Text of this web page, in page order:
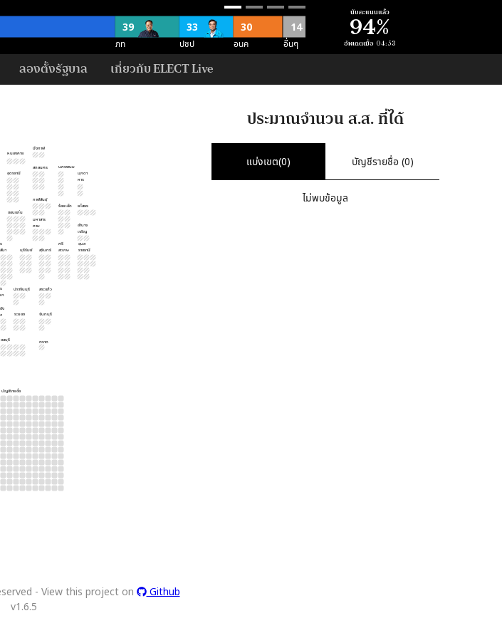
39 33 30 14
ภท ปชป อนค อื่นๆ
อนค
124
ไม่ชัดเจน
นับคะแนนแล้ว
94%
อัพเดตเมื่อ 04:53
ลองตั้งรัฐบาล เกี่ยวกับ ELECT Live
ง
ชลบุรี
ระยอง จันทบุรี
สระแก้ว
ปราจีนบุรี
ตราด
อุดรธานี
สกลนคร นครพนม
กาฬสินธุ์
มุกดา
หาร
หนองคาย
บึงกาฬ
ก
มา
บุรีรัมย์ สุรินทร์
ศรี
สะเกษ
อุบล
ราชธานี
อำนาจ
เจริญ
ยโสธร
ร้อยเอ็ด
มหาสาร
คาม
ขอนแก่น
บัญชีรายชื่อ
ประมาณจำนวน ส.ส. ที่ได้
แบ่งเขต(0) บัญชีรายชื่อ (0)
ไม่พบข้อมูล
- View this project on
Github
v1.6.5